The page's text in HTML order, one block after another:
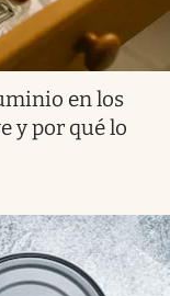
en los
y por qué lo